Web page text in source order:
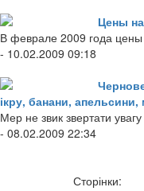
Цены
В феврале 2009 года цены
- 10.02.2009 09:18
ікру, банани,
Мер не звик звертати увагу
- 08.02.2009 22:34
Сторінки: